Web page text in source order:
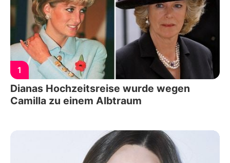
1
Dianas Hochzeitsreise wurde wegen
Camilla zu einem Albtraum